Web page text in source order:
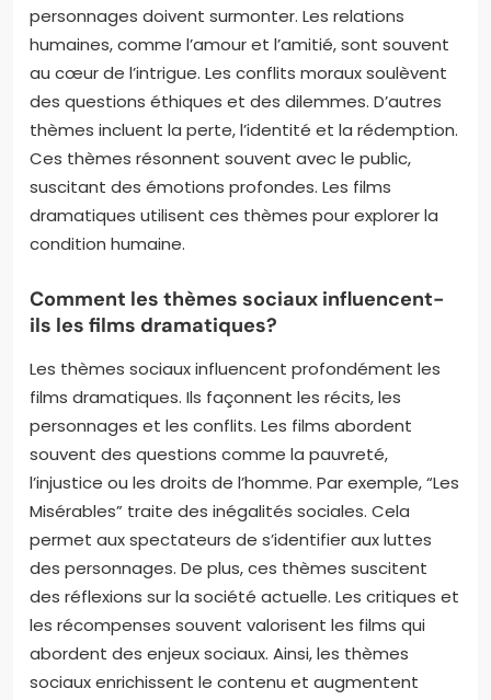
personnages doivent surmonter. Les relations
humaines, comme l’amour et l’amitié, sont souvent
au cœur de l’intrigue. Les conflits moraux soulèvent
des questions éthiques et des dilemmes. D’autres
thèmes incluent la perte, l’identité et la rédemption.
Ces thèmes résonnent souvent avec le public,
suscitant des émotions profondes. Les films
dramatiques utilisent ces thèmes pour explorer la
condition humaine.
Comment les thèmes sociaux influencent-
ils les films dramatiques?
Les thèmes sociaux influencent profondément les
films dramatiques. Ils façonnent les récits, les
personnages et les conflits. Les films abordent
souvent des questions comme la pauvreté,
l’injustice ou les droits de l’homme. Par exemple, “Les
Misérables” traite des inégalités sociales. Cela
permet aux spectateurs de s’identifier aux luttes
des personnages. De plus, ces thèmes suscitent
des réflexions sur la société actuelle. Les critiques et
les récompenses souvent valorisent les films qui
abordent des enjeux sociaux. Ainsi, les thèmes
sociaux enrichissent le contenu et augmentent